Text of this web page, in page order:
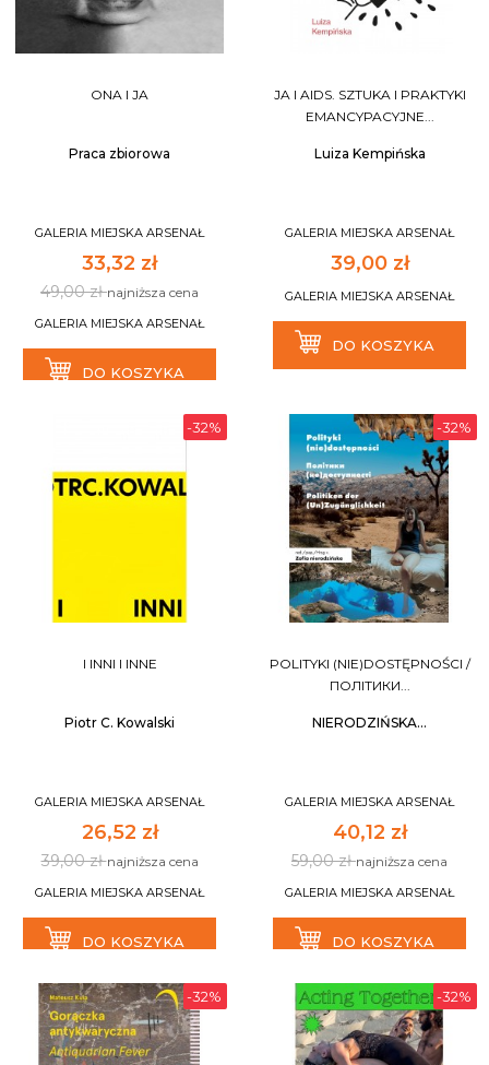
ONA I JA
Praca zbiorowa
GALERIA MIEJSKA ARSENAŁ
33,32 zł
49,00 złnajniższa cena
GALERIA MIEJSKA ARSENAŁ
DO KOSZYKA
JA I AIDS. SZTUKA I PRAKTYKI
EMANCYPACYJNE...
Luiza Kempińska
GALERIA MIEJSKA ARSENAŁ
39,00 zł
GALERIA MIEJSKA ARSENAŁ
DO KOSZYKA
-32%
I INNI I INNE
Piotr C. Kowalski
GALERIA MIEJSKA ARSENAŁ
26,52 zł
39,00 złnajniższa cena
GALERIA MIEJSKA ARSENAŁ
DO KOSZYKA
-32%
POLITYKI (NIE)DOSTĘPNOŚCI /
ПОЛІТИКИ...
NIERODZIŃSKA...
GALERIA MIEJSKA ARSENAŁ
40,12 zł
59,00 złnajniższa cena
GALERIA MIEJSKA ARSENAŁ
DO KOSZYKA
-32% -32%